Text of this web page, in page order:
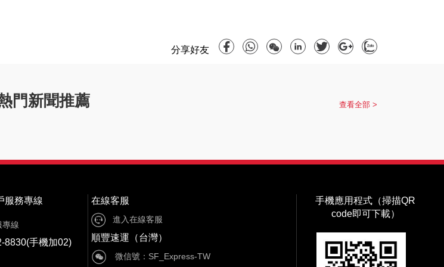
分享好友
門新聞推薦 查看全部 >
服務專線
專線
8830(手機加02)
在線客服
進入在線客服
順豐速運（台灣）
微信號：SF_Express-TW
手機應用程式（掃描QR
code即可下載）